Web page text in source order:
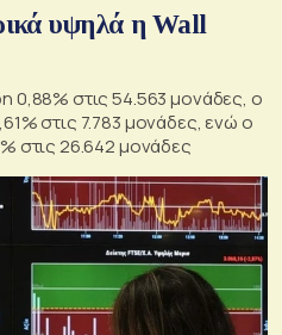
υψηλά η Wall
0,88% στις 54.563 μονάδες, ο
στις 7.783 μονάδες, ενώ ο
στις 26.642 μονάδες